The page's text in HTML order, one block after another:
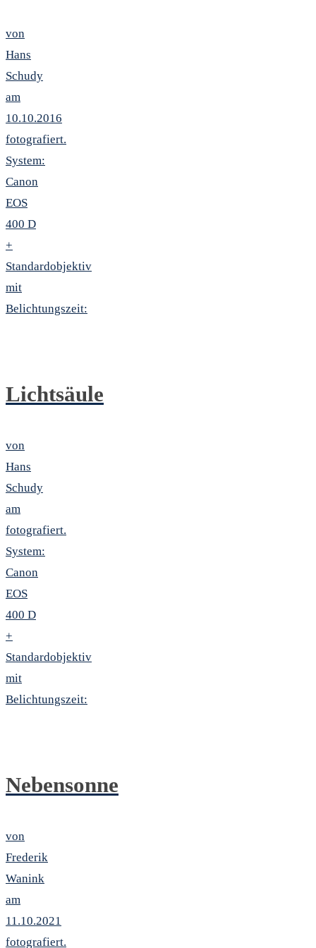
von
Hans
Schudy
am
10.10.2016
fotografiert.
System:
Canon
EOS
400 D
+
Standardobjektiv
mit
Belichtungszeit:
Lichtsäule
von
Hans
Schudy
am
fotografiert.
System:
Canon
EOS
400 D
+
Standardobjektiv
mit
Belichtungszeit:
Nebensonne
von
Frederik
Wanink
am
11.10.2021
fotografiert.